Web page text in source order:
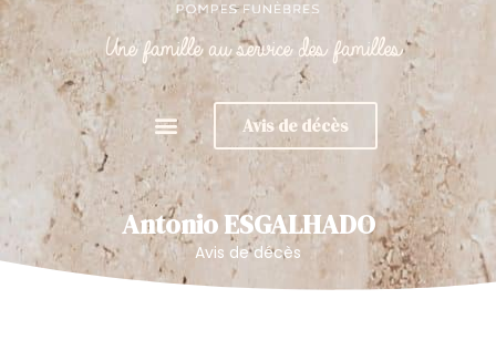
Une famille au service des familles
Avis de décès
Antonio ESGALHADO
Avis de décès